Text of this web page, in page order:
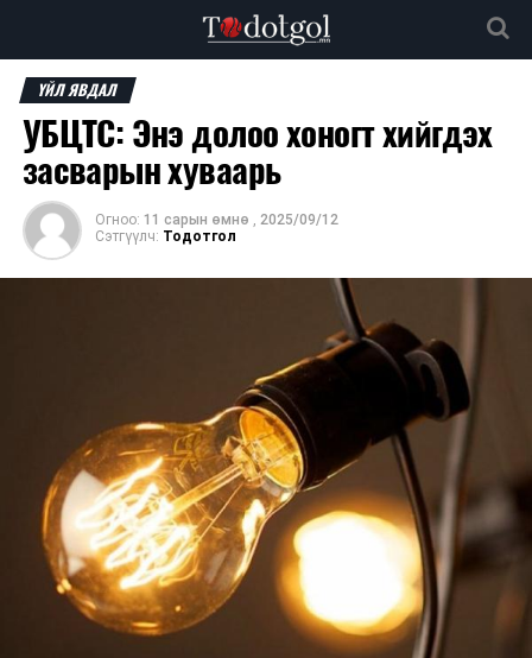
ҮЙЛ ЯВДАЛ
УБЦТС: Энэ долоо хоногт хийгдэх
засварын хуваарь
Огноо: 11 сарын өмнө , 2025/09/12
Сэтгүүлч: Тодотгол